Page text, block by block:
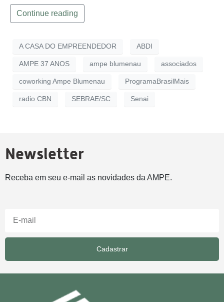
Continue reading
A CASA DO EMPREENDEDOR ABDI
AMPE 37 ANOS ampe blumenau associados
coworking Ampe Blumenau ProgramaBrasilMais
radio CBN SEBRAE/SC Senai
Newsletter
Receba em seu e-mail as novidades da AMPE.
Cadastrar